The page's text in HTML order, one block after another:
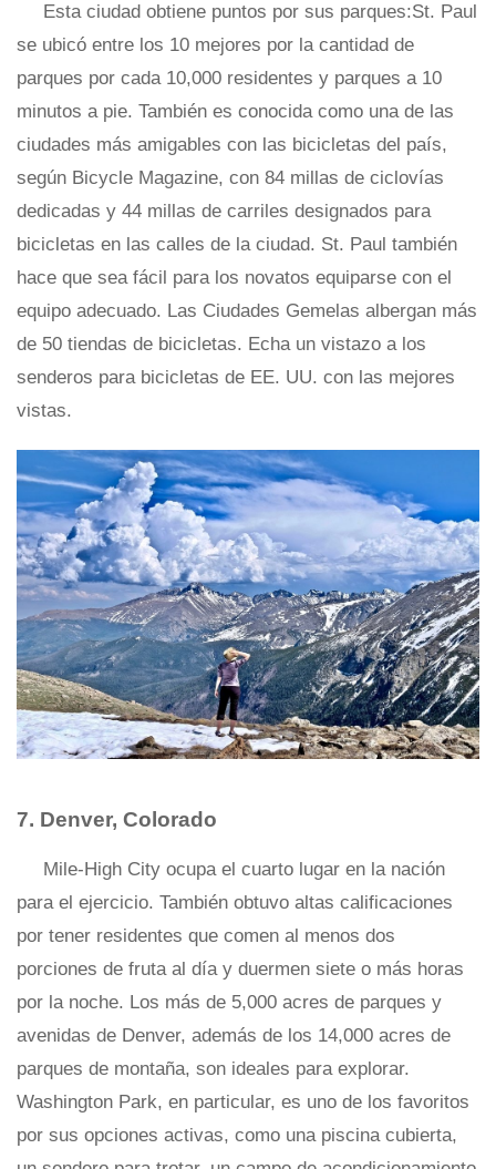
Esta ciudad obtiene puntos por sus parques:St. Paul
se ubicó entre los 10 mejores por la cantidad de
parques por cada 10,000 residentes y parques a 10
minutos a pie. También es conocida como una de las
ciudades más amigables con las bicicletas del país,
según Bicycle Magazine, con 84 millas de ciclovías
dedicadas y 44 millas de carriles designados para
bicicletas en las calles de la ciudad. St. Paul también
hace que sea fácil para los novatos equiparse con el
equipo adecuado. Las Ciudades Gemelas albergan más
de 50 tiendas de bicicletas. Echa un vistazo a los
senderos para bicicletas de EE. UU. con las mejores
vistas.
7. Denver, Colorado
Mile-High City ocupa el cuarto lugar en la nación
para el ejercicio. También obtuvo altas calificaciones
por tener residentes que comen al menos dos
porciones de fruta al día y duermen siete o más horas
por la noche. Los más de 5,000 acres de parques y
avenidas de Denver, además de los 14,000 acres de
parques de montaña, son ideales para explorar.
Washington Park, en particular, es uno de los favoritos
por sus opciones activas, como una piscina cubierta,